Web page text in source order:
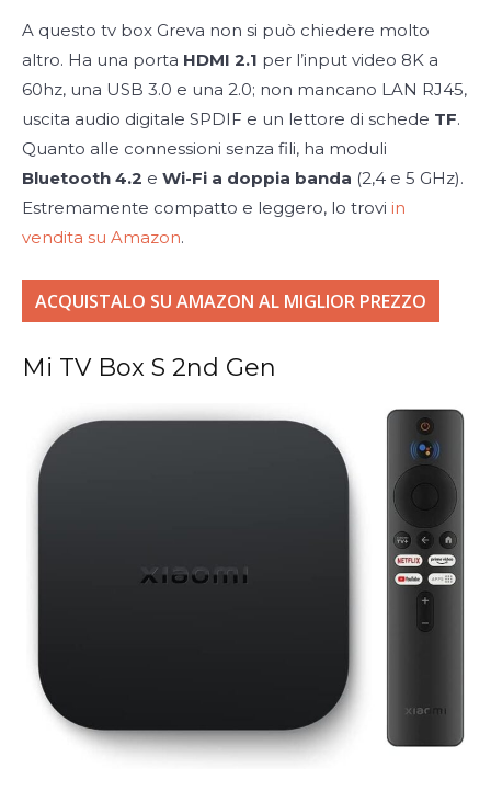
A questo tv box Greva non si può chiedere molto
altro. Ha una porta HDMI 2.1 per l’input video 8K a
60hz, una USB 3.0 e una 2.0; non mancano LAN RJ45,
uscita audio digitale SPDIF e un lettore di schede TF.
Quanto alle connessioni senza fili, ha moduli
Bluetooth 4.2 e Wi-Fi a doppia banda (2,4 e 5 GHz).
Estremamente compatto e leggero, lo trovi in
vendita su Amazon.
ACQUISTALO SU AMAZON AL MIGLIOR PREZZO
Mi TV Box S 2nd Gen